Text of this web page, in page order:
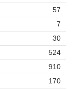
57
7
30
524
910
170